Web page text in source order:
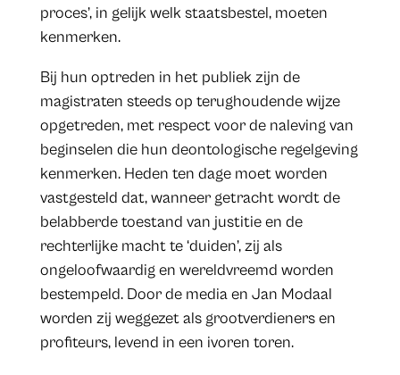
proces’, in gelijk welk staatsbestel, moeten
kenmerken.
Bij hun optreden in het publiek zijn de
magistraten steeds op terughoudende wijze
opgetreden, met respect voor de naleving van
beginselen die hun deontologische regelgeving
kenmerken. Heden ten dage moet worden
vastgesteld dat, wanneer getracht wordt de
belabberde toestand van justitie en de
rechterlijke macht te ‘duiden’, zij als
ongeloofwaardig en wereldvreemd worden
bestempeld. Door de media en Jan Modaal
worden zij weggezet als grootverdieners en
profiteurs, levend in een ivoren toren.